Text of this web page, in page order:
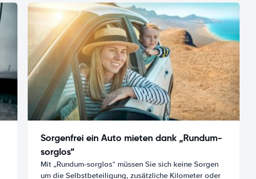
Sorgenfrei ein Auto mieten dank „Rundum-
sorglos“
Mit „Rundum-sorglos“ müssen Sie sich keine Sorgen
um die Selbstbeteiligung, zusätzliche Kilometer oder